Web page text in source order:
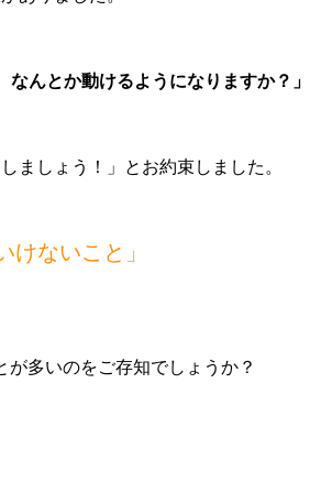
んとか動けるようになりますか？」
ましょう！」とお約束しました。
けないこと」
多いのをご存知でしょうか？